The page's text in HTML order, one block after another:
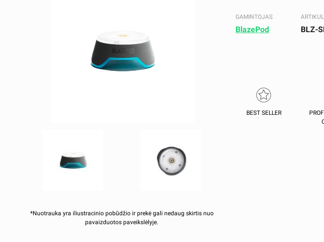
*Nuotrauka yra iliustracinio pobūdžio ir prekė gali nedaug skirtis nuo
pavaizduotos paveikslėlyje.
GAMINTOJAS
BlazePod BLZ-
BEST SELLER